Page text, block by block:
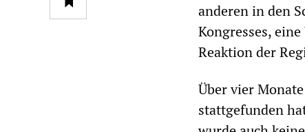
anderen in den
Kongresses,
Reaktion der
Über vier
stattgefunden